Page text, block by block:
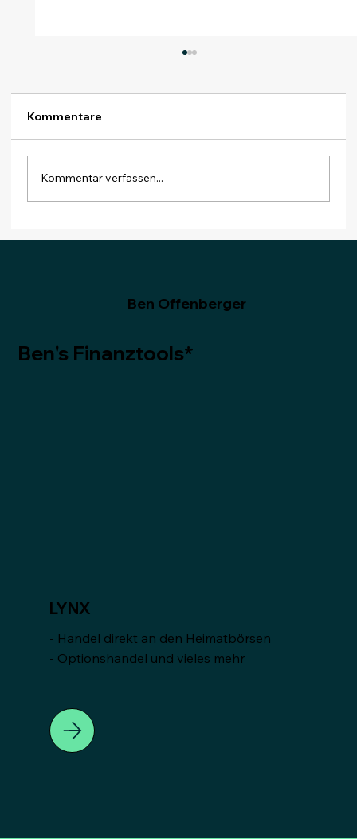
Monatsabschluss Dezember 2025:
Kommentare
Kommentar verfassen...
Ben Offenberger
Ben's Finanztools*
LYNX
- Handel direkt an den Heimatbörsen
- Optionshandel und vieles mehr